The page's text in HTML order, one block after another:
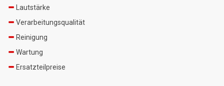
Lautstärke
Verarbeitungsqualität
Reinigung
Wartung
Ersatzteilpreise